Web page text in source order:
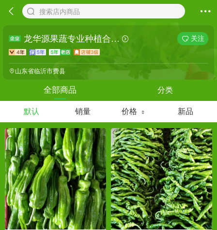
搜索店内商品
龙华源果蔬专业种植合作社 关注
山东省临沂市费县
全部商品 分类
默认 销量 价格 新品